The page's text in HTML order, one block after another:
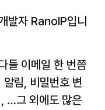
발자 RanolP입니
들 이메일 한 번쯤
림, 비밀번호 변
…그 외에도 많은